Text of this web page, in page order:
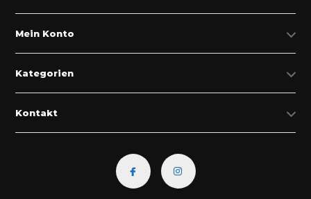
Mein Konto
Kategorien
Kontakt